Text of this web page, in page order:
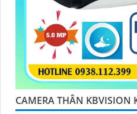
CAMERA THÂN KBVISION